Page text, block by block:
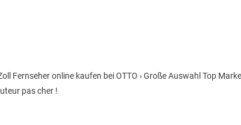
Fernseher online kaufen bei OTTO › Große Auswahl Top
pas cher !